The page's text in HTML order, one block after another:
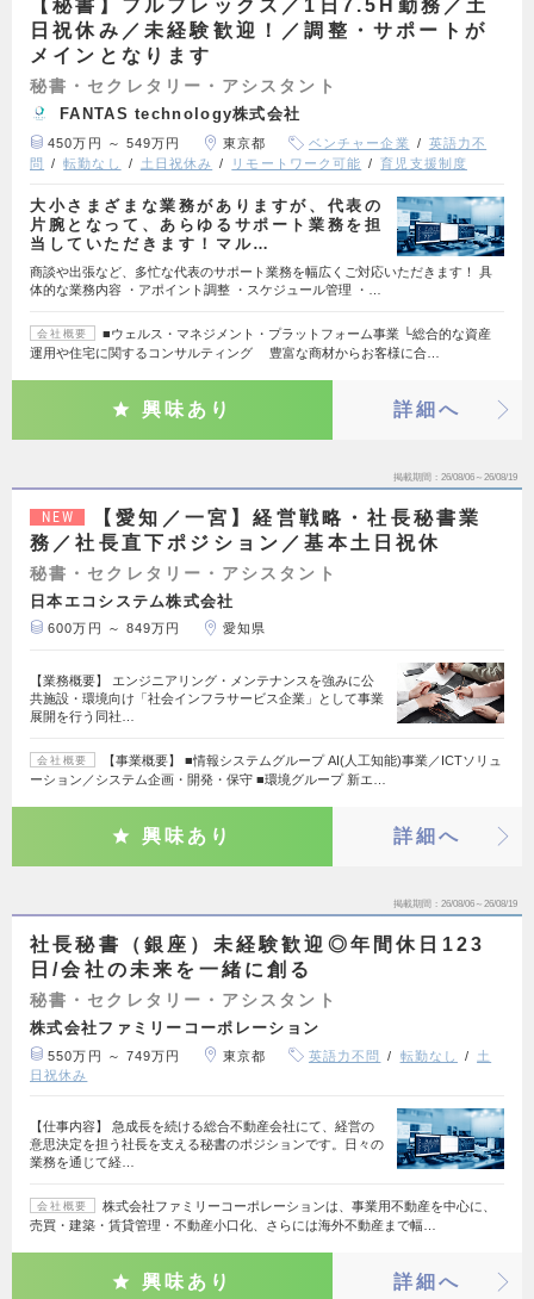
【秘書】フルフレックス／1日7.5H勤務／土
日祝休み／未経験歓迎！／調整・サポートが
メインとなります
秘書・セクレタリー・アシスタント
FANTAS technology株式会社
450万円 ～ 549万円 東京都 ベンチャー企業
英語力不
問
転勤なし 土日祝休み リモートワーク可能 育児支援制度
大小さまざまな業務がありますが、代表の
片腕となって、あらゆるサポート業務を担
当していただきます！マル…
商談や出張など、多忙な代表のサポート業務を幅広くご対応いただきます！ 具
体的な業務内容 ・アポイント調整 ・スケジュール管理 ・…
会社概要
■ウェルス・マネジメント・プラットフォーム事業 └総合的な資産
運用や住宅に関するコンサルティング 豊富な商材からお客様に合…
興味あり 詳細へ
掲載期間 26/08/06～26/08/19
NEW
【愛知／一宮】経営戦略・社長秘書業
務／社長直下ポジション／基本土日祝休
秘書・セクレタリー・アシスタント
日本エコシステム株式会社
600万円 ～ 849万円 愛知県
【業務概要】 エンジニアリング・メンテナンスを強みに公
共施設・環境向け「社会インフラサービス企業」として事業
展開を行う同社…
会社概要
【事業概要】 ■情報システムグループ AI(人工知能)事業／ICTソリュ
ーション／システム企画・開発・保守 ■環境グループ 新エ…
興味あり 詳細へ
掲載期間 26/08/06～26/08/19
社長秘書（銀座）未経験歓迎◎年間休日123
日/会社の未来を一緒に創る
秘書・セクレタリー・アシスタント
株式会社ファミリーコーポレーション
550万円 ～ 749万円 東京都 英語力不問 転勤なし
土
日祝休み
【仕事内容】 急成長を続ける総合不動産会社にて、経営の
意思決定を担う社長を支える秘書のポジションです。日々の
業務を通じて経…
会社概要
株式会社ファミリーコーポレーションは、事業用不動産を中心に、
売買・建築・賃貸管理・不動産小口化、さらには海外不動産まで幅…
興味あり 詳細へ